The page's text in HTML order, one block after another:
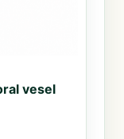
vesel